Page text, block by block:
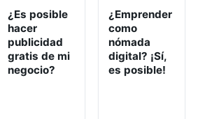
¿Es posible
hacer
publicidad
gratis de mi
negocio?
¿Emprender
como
nómada
digital? ¡Sí,
es posible!